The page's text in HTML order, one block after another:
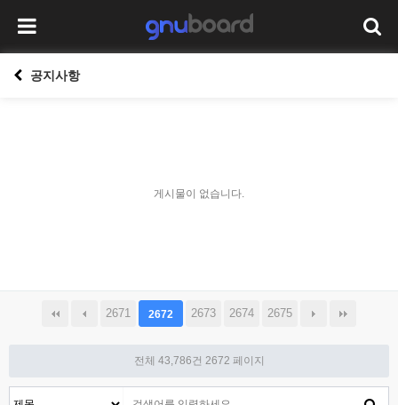
공지사항
게시물이 없습니다.
2671 2672 2673 2674 2675
전체 43,786건 2672 페이지